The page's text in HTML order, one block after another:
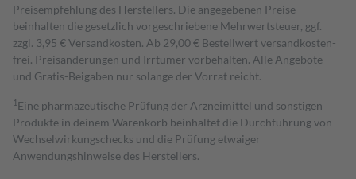
Preisempfehlung des Herstellers. Die angegebenen Preise
beinhalten die gesetzlich vorgeschriebene Mehrwertsteuer, ggf.
zzgl. 3,95 € Versandkosten. Ab 29,00 € Bestell­wert versand­kosten­
frei. Preisänderungen und Irrtümer vorbehalten. Alle Angebote
und Gratis-Beigaben nur solange der Vorrat reicht.
1 Eine pharmazeutische Prüfung der Arzneimittel und sonstigen
Produkte in deinem Warenkorb beinhaltet die Durchführung von
Wechselwirkungschecks und die Prüfung etwaiger
Anwendungshinweise des Herstellers.